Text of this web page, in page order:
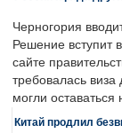
Черногория
Решение вступит
сайте
требовалась
могли
Китай продлил